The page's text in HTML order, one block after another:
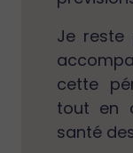
Je reste
cette
tout en
santé